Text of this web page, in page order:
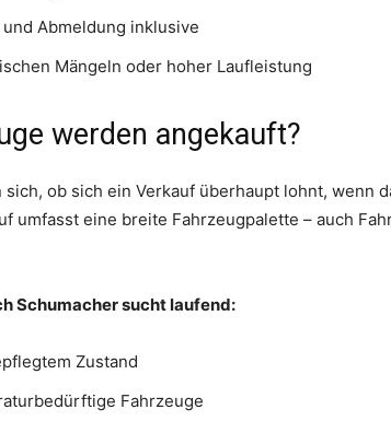
Abmeldung inklusive
Mängeln oder hoher Laufleistung
werden angekauft?
ob sich ein Verkauf überhaupt lohnt, wenn
umfasst eine breite Fahrzeugpalette – auch
Schumacher sucht laufend:
Zustand
Fahrzeuge